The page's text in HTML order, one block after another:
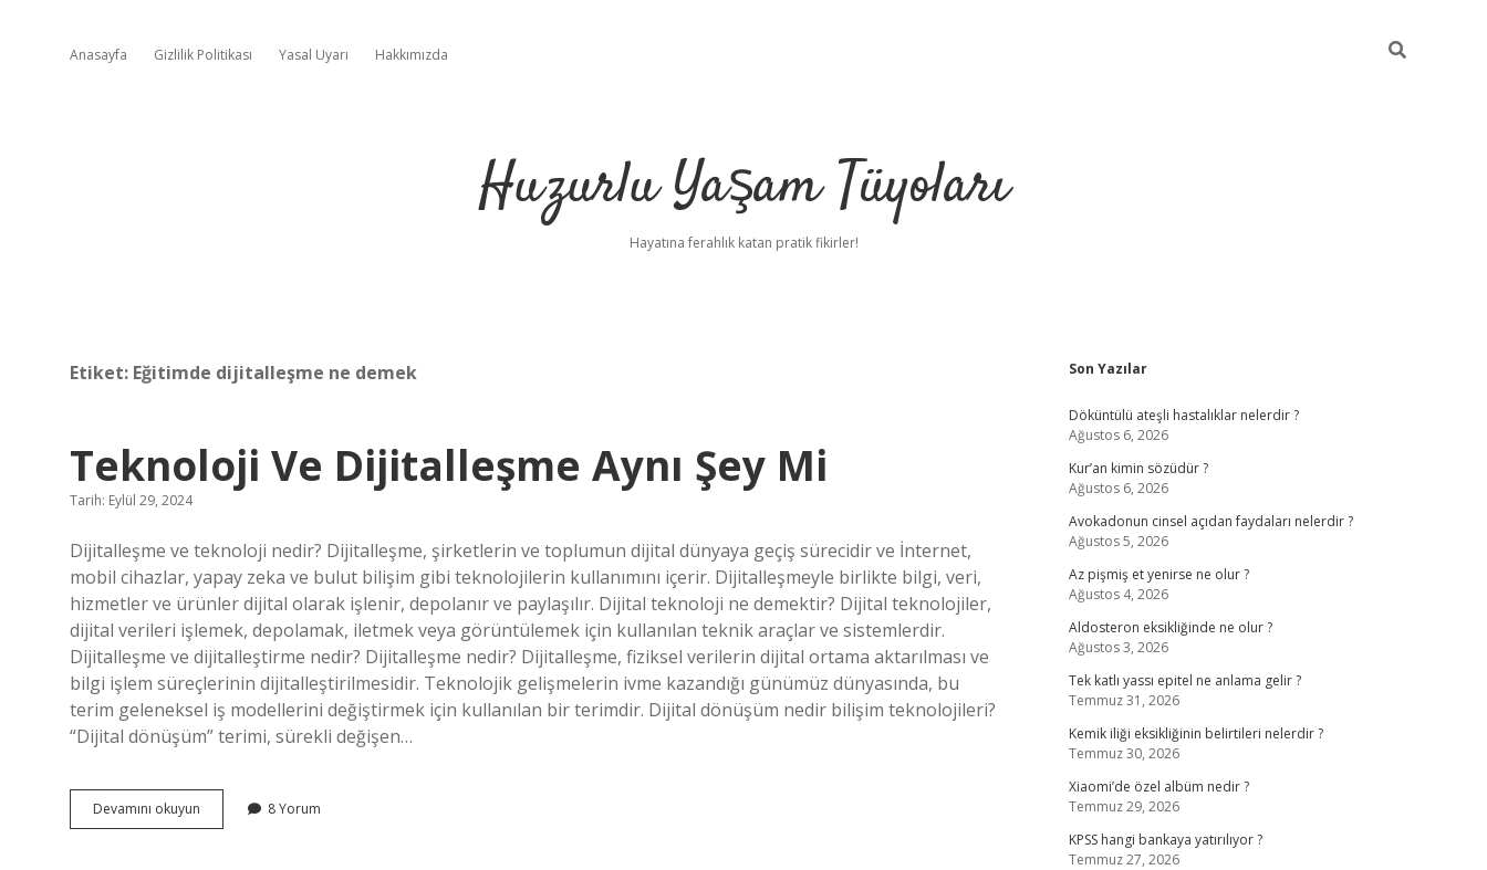
Anasayfa Gizlilik Politikası Yasal Uyarı Hakkımızda
Huzurlu Yaşam Tüyoları
Hayatına ferahlık katan pratik fikirler!
Etiket: Eğitimde dijitalleşme ne demek
Teknoloji Ve Dijitalleşme Aynı Şey Mi
Tarih: Eylül 29, 2024
Dijitalleşme ve teknoloji nedir? Dijitalleşme, şirketlerin ve toplumun dijital dünyaya geçiş sürecidir ve İnternet,
mobil cihazlar, yapay zeka ve bulut bilişim gibi teknolojilerin kullanımını içerir. Dijitalleşmeyle birlikte bilgi, veri,
hizmetler ve ürünler dijital olarak işlenir, depolanır ve paylaşılır. Dijital teknoloji ne demektir? Dijital teknolojiler,
dijital verileri işlemek, depolamak, iletmek veya görüntülemek için kullanılan teknik araçlar ve sistemlerdir.
Dijitalleşme ve dijitalleştirme nedir? Dijitalleşme nedir? Dijitalleşme, fiziksel verilerin dijital ortama aktarılması ve
bilgi işlem süreçlerinin dijitalleştirilmesidir. Teknolojik gelişmelerin ivme kazandığı günümüz dünyasında, bu
terim geleneksel iş modellerini değiştirmek için kullanılan bir terimdir. Dijital dönüşüm nedir bilişim teknolojileri?
“Dijital dönüşüm” terimi, sürekli değişen…
Devamını okuyun Teknoloji
Ve
8 Yorum
Sidebar
Son Yazılar
Döküntülü ateşli hastalıklar nelerdir ?
Ağustos 6, 2026
Kur’an kimin sözüdür ?
Ağustos 6, 2026
Avokadonun cinsel açıdan faydaları nelerdir ?
Ağustos 5, 2026
Az pişmiş et yenirse ne olur ?
Ağustos 4, 2026
Aldosteron eksikliğinde ne olur ?
Ağustos 3, 2026
Tek katlı yassı epitel ne anlama gelir ?
Temmuz 31, 2026
Kemik iliği eksikliğinin belirtileri nelerdir ?
Temmuz 30, 2026
Xiaomi’de özel albüm nedir ?
Temmuz 29, 2026
KPSS hangi bankaya yatırılıyor ?
Temmuz 27, 2026